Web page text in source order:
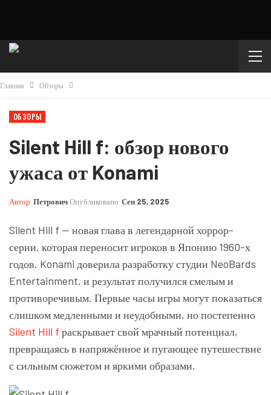
Главная Обзоры
ОБЗОРЫ
Silent Hill f: обзор нового
ужаса от Konami
Автор ПетровичОпубликовано Сен 25, 2025
Silent Hill f — новая глава в легендарной хоррор-
серии, которая переносит игроков в Японию 1960-х
годов. Konami доверила разработку студии NeoBards
Entertainment, и результат получился смелым и
противоречивым. Первые часы игры могут показаться
слишком медленными и неудобными, но постепенно
Silent Hill f раскрывает свой мрачный потенциал,
превращаясь в напряжённое и пугающее путешествие
с сильным сюжетом и яркими образами.